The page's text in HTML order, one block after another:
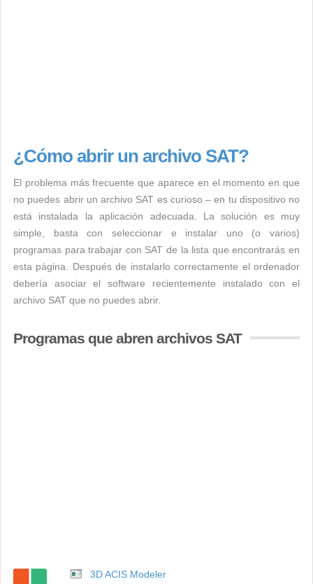
¿Cómo abrir un archivo SAT?
El problema más frecuente que aparece en el momento en que
no puedes abrir un archivo SAT es curioso – en tu dispositivo no
está instalada la aplicación adecuada. La solución es muy
simple, basta con seleccionar e instalar uno (o varios)
programas para trabajar con SAT de la lista que encontrarás en
esta página. Después de instalarlo correctamente el ordenador
debería asociar el software recientemente instalado con el
archivo SAT que no puedes abrir.
Programas que abren archivos SAT
3D ACIS Modeler